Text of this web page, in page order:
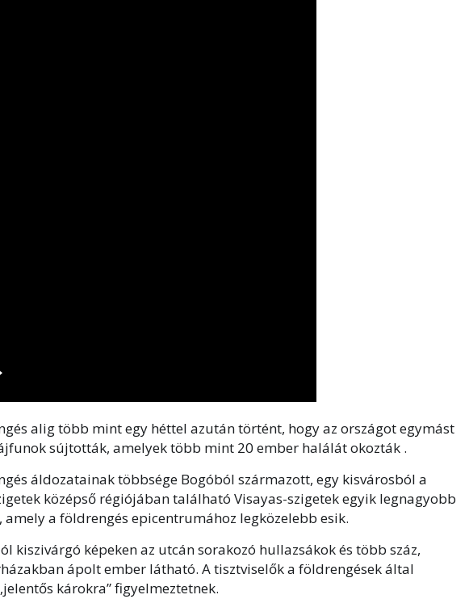
alig több mint egy héttel azután történt, hogy az országot egymást
sújtották, amelyek több mint 20 ember halálát okozták .
áldozatainak többsége Bogóból származott, egy kisvárosból a
középső régiójában található Visayas-szigetek egyik legnagyobb
amely a földrengés epicentrumához legközelebb esik.
kiszivárgó képeken az utcán sorakozó hullazsákok és több száz,
ápolt ember látható. A tisztviselők a földrengések által
károkra” figyelmeztetnek.